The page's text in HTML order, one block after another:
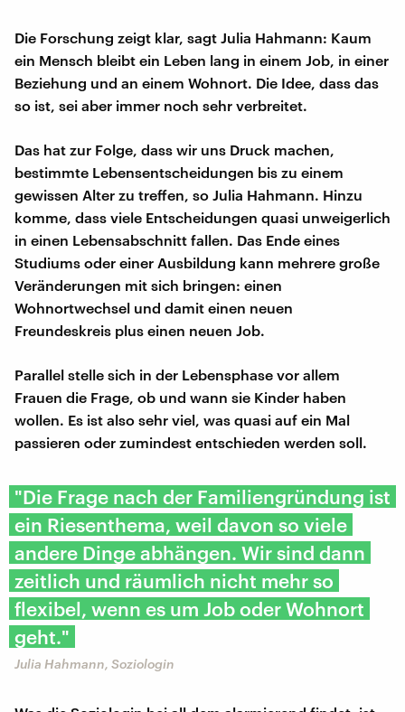
Die Forschung zeigt klar, sagt Julia Hahmann: Kaum
ein Mensch bleibt ein Leben lang in einem Job, in einer
Beziehung und an einem Wohnort. Die Idee, dass das
so ist, sei aber immer noch sehr verbreitet.
Das hat zur Folge, dass wir uns Druck machen,
bestimmte Lebensentscheidungen bis zu einem
gewissen Alter zu treffen, so Julia Hahmann. Hinzu
komme, dass viele Entscheidungen quasi unweigerlich
in einen Lebensabschnitt fallen. Das Ende eines
Studiums oder einer Ausbildung kann mehrere große
Veränderungen mit sich bringen: einen
Wohnortwechsel und damit einen neuen
Freundeskreis plus einen neuen Job.
Parallel stelle sich in der Lebensphase vor allem
Frauen die Frage, ob und wann sie Kinder haben
wollen. Es ist also sehr viel, was quasi auf ein Mal
passieren oder zumindest entschieden werden soll.
"Die Frage nach der Familiengründung ist
ein Riesenthema, weil davon so viele
andere Dinge abhängen. Wir sind dann
zeitlich und räumlich nicht mehr so
flexibel, wenn es um Job oder Wohnort
geht."
Julia Hahmann, Soziologin